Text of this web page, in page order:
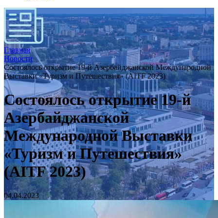
Главная
Новости
Состоялось открытие 19-й Азербайджанской Международной
Выставки «Туризм и Путешествия» (AITF 2023)
Состоялось открытие 19-й
Азербайджанской
Международной Выставки
«Туризм и Путешествия»
(AITF 2023)
04.04.2023